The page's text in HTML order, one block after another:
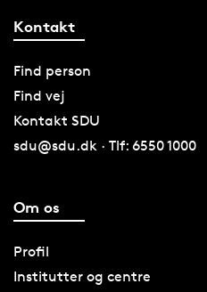
Kontakt
Find person
Find vej
Kontakt SDU
sdu@sdu.dk · Tlf: 6550 1000
Om os
Profil
Institutter og centre